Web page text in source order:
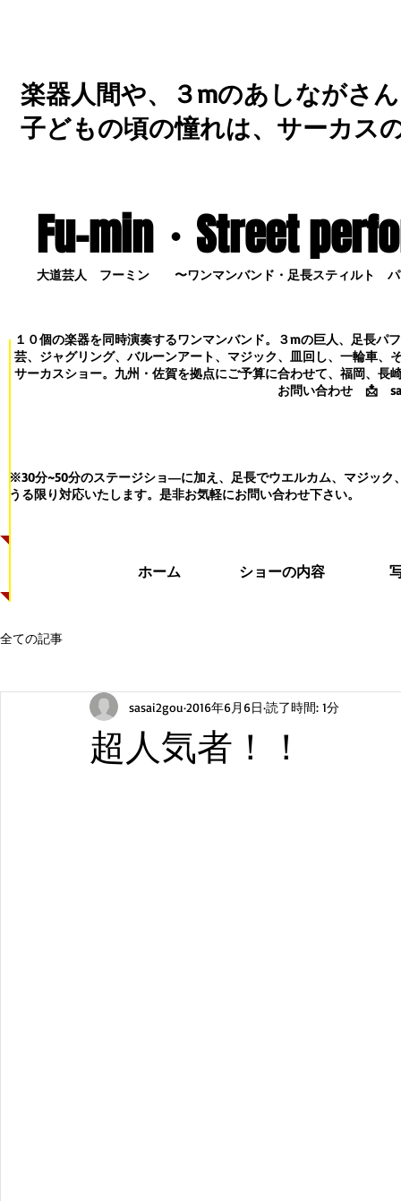
楽器人間や、３mのあしながさ
子どもの頃の憧れは、サーカス
Fu-min・Street
大道芸人 フーミン 〜ワンマンバンド・足長スティルト パ
１０個の楽器を同時演奏するワンマンバンド。３mの巨人、足長パ
芸、ジャグリング、バルーンアート、マジック、皿回し、一輪車、
サーカスショー。九州・佐賀を拠点にご予算に合わせて、福岡、長
お問い合わせ 📩
※30分~50分のステージショ―に加え、足長でウエルカム、マジック
うる限り対応いたします。 是非お気軽にお問い合わせ下さい。
ホーム ショーの内容
全ての記事
超人気者！！
sasai2gou 2016年6月6日 読了時間: 1分